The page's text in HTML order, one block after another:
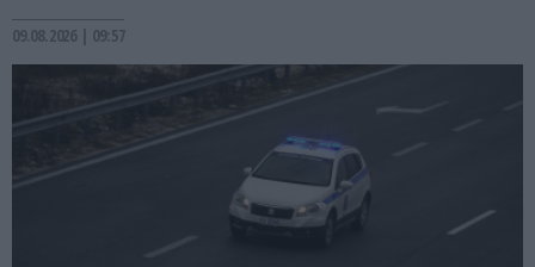
09.08.2026 | 09:57